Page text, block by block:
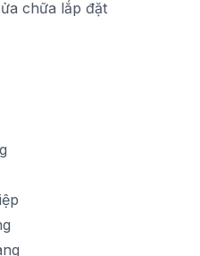
chữa lắp đặt